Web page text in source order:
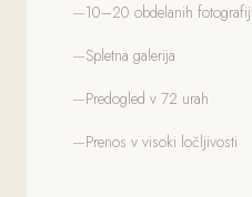
10–20 obdelanih fotografij
Spletna galerija
Predogled v 72 urah
Prenos v visoki ločljivosti